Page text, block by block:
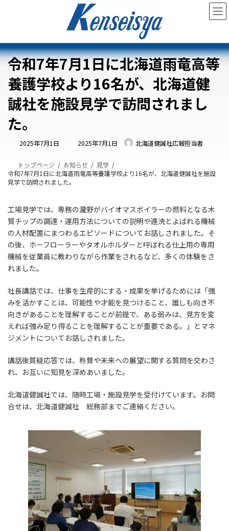
ツ
へ
シ
ョ令和7年7月1日に北海道雨竜高等
養護学校より16名が、北海道健
誠社を施設見学で訪問されまし
た。
2025年7月1日 最
終
日
時
:
2025年7月1日 北海道健誠社広報担当者
トップページ お知らせ
見学
令和7年7月1日に北海道雨竜高等養護学校より16名が、北海道健誠社を施設
見学で訪問されました。
工場見学では、専務の瀧野がバイオマスボイラーの燃料となる木
質チップの調達・運用方法についての説明や連洗とよばれる機械
の人材配置にまつわるエピソードについてお話しされました。そ
の後、ホーフローラーやタオルホルダーと呼ばれる仕上用の専用
機械を従業員に教わりながら作業をされるなど、多くの体験をさ
れました。
社長講話では、仕事を生産的にする・成果を挙げるためには「強
みを活かすことは、可能性や才能を見つけること、誰しも向き不
向きがあることを理解することが前提で、ある弱みは、見方を変
えれば強み足り得ることを理解することが重要である。」とマネ
ジメントについてお話しされました。
講話後質疑応答では、称賛や未来への展望に関する質問を交わさ
れ、お互いに知見を深めあいました。
北海道健誠社では、随時工場・施設見学を受付けています。お問
合せは、北海道健誠社 総務部までご連絡ください。